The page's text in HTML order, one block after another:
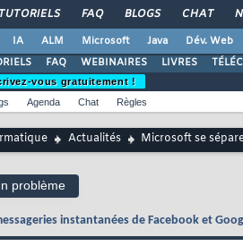
TUTORIELS FAQ BLOGS CHAT
IA ALM Microsoft Java Dév. Web
FAQ WEBINAIRES LIVRES
vous gratuitement !
Agenda Chat Règles
Actualités Microsoft se
problème
instantanées de Facebook et